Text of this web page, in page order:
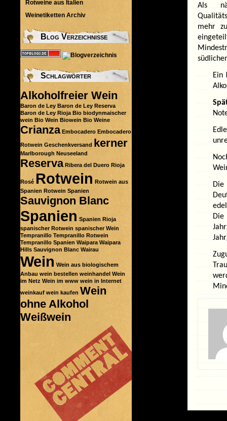
Als
mehr
Ein
Rotweine aus Italien
Weinetiketten Archiv
Blog Verzeichnisse
Schlagwörter
Alkoholfreier Wein
Baron de Ley Baron de Ley Reserva
Baron de Ley Rioja Bio biodynmaischer
wein Bio Wein Biowein Bio Weine
Crianza Embocadero Embocadero
Rotwein Geschenkversand kerner
Marlborough Neuseeland
Reserva Ribera del Duero Rioja
Rosé Rotwein Rotwein aus
Spanien Rotwein Spanien
Sauvignon Blanc
Spanien Spanien Rioja
spanischer Rotwein spanischer Wein
Tempranillo Tempranillo Rotwein
Tempranillo Spanien Waipara Waipara
Hills Sauvignon Blanc Wairau
Wein Wein aus biologischem
Anbau wein bestellen weinhandel Wein
im Netz Wein im www wein in Internet
weinkauf wein kaufen Wein
ohne Alkohol
Weißwein